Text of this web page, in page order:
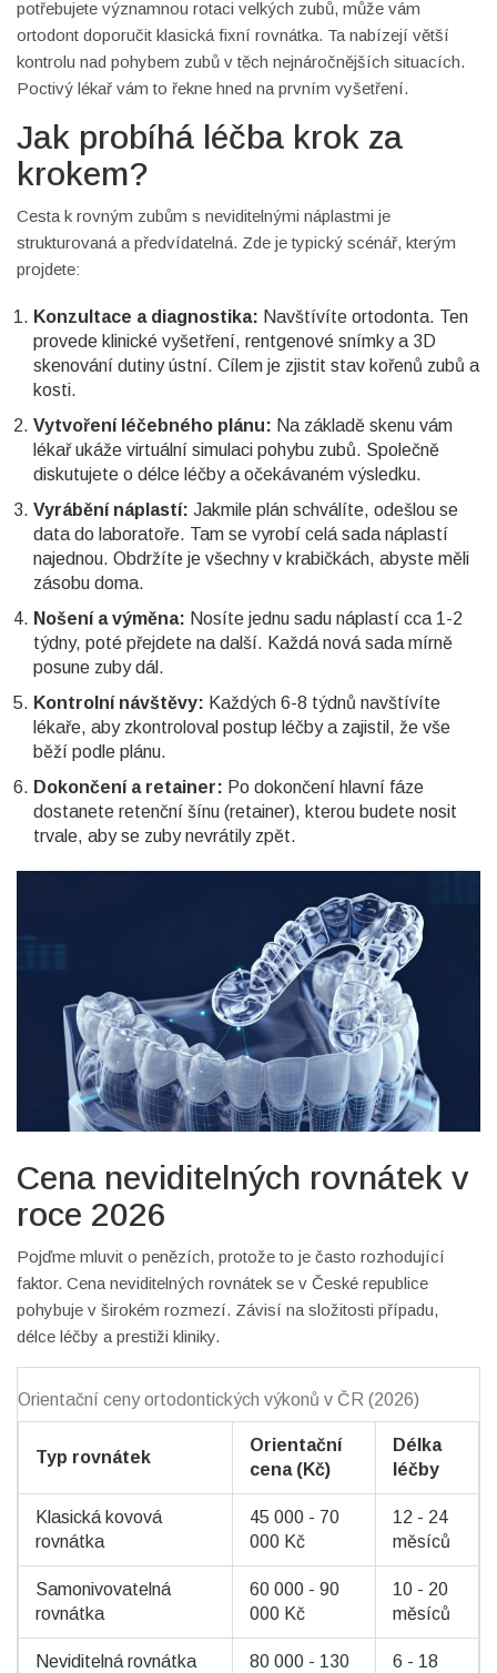
potřebujete významnou rotaci velkých zubů, může vám
ortodont doporučit klasická fixní rovnátka. Ta nabízejí větší
kontrolu nad pohybem zubů v těch nejnáročnějších situacích.
Poctivý lékař vám to řekne hned na prvním vyšetření.
Jak probíhá léčba krok za
krokem?
Cesta k rovným zubům s neviditelnými náplastmi je
strukturovaná a předvídatelná. Zde je typický scénář, kterým
projdete:
Konzultace a diagnostika: Navštívíte ortodonta. Ten
provede klinické vyšetření, rentgenové snímky a 3D
skenování dutiny ústní. Cílem je zjistit stav kořenů zubů a
kosti.
Vytvoření léčebného plánu: Na základě skenu vám
lékař ukáže virtuální simulaci pohybu zubů. Společně
diskutujete o délce léčby a očekávaném výsledku.
Vyrábění náplastí: Jakmile plán schválíte, odešlou se
data do laboratoře. Tam se vyrobí celá sada náplastí
najednou. Obdržíte je všechny v krabičkách, abyste měli
zásobu doma.
Nošení a výměna: Nosíte jednu sadu náplastí cca 1-2
týdny, poté přejdete na další. Každá nová sada mírně
posune zuby dál.
Kontrolní návštěvy: Každých 6-8 týdnů navštívíte
lékaře, aby zkontroloval postup léčby a zajistil, že vše
běží podle plánu.
Dokončení a retainer: Po dokončení hlavní fáze
dostanete retenční šínu (retainer), kterou budete nosit
trvale, aby se zuby nevrátily zpět.
Cena neviditelných rovnátek v
roce 2026
Pojďme mluvit o penězích, protože to je často rozhodující
faktor. Cena neviditelných rovnátek se v České republice
pohybuje v širokém rozmezí. Závisí na složitosti případu,
délce léčby a prestiži kliniky.
Orientační ceny ortodontických výkonů v ČR (2026)
Typ rovnátek
Orientační
cena (Kč)
Délka
léčby
Klasická kovová
rovnátka
45 000 - 70
000 Kč
12 - 24
měsíců
Samonivovatelná
rovnátka
60 000 - 90
000 Kč
10 - 20
měsíců
Neviditelná rovnátka
80 000 - 130
6 - 18